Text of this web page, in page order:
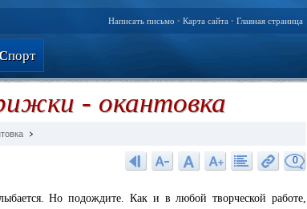
Написать письмо • Карта сайта • Главная страница
порт
- окантовка
0
Но подождите. Как и в любой творческой работе,